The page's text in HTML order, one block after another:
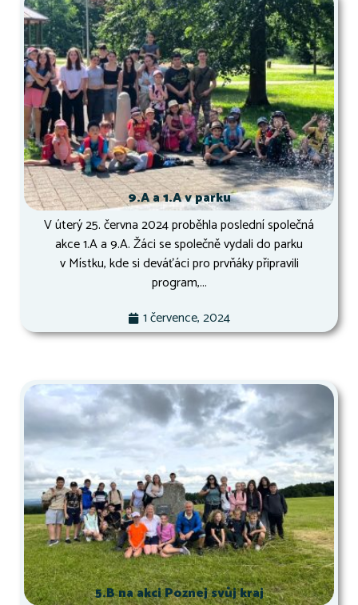
9.A a 1.A v parku
V úterý 25. června 2024 proběhla poslední společná
akce 1.A a 9.A. Žáci se společně vydali do parku
v Místku, kde si deváťáci pro prvňáky připravili
program,...
1 července, 2024
5.B na akci Poznej svůj kraj